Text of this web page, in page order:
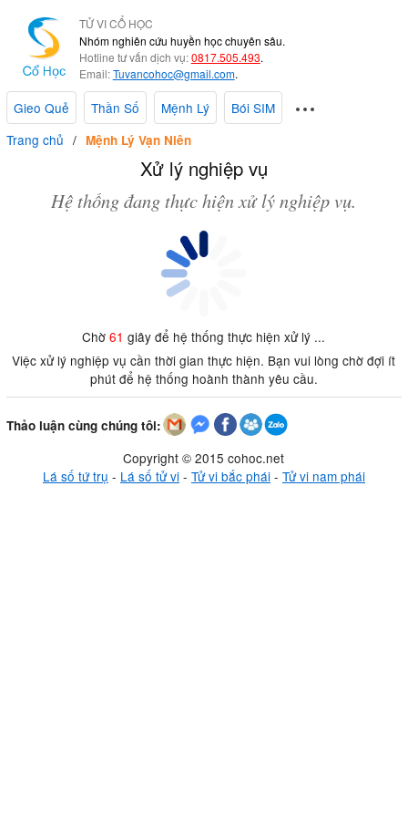
TỬ VI CỔ HỌC
Nhóm nghiên cứu huyền học chuyên sâu.
Hotline tư vấn dịch vụ:0817.505.493.
Email:Tuvancohoc@gmail.com.
Gieo Quẻ Thần Số Mệnh Lý
Bói SIM
Trang chủ
Mệnh Lý Vạn Niên
Xử lý nghiệp vụ
Hệ thống đang thực hiện xử lý nghiệp vụ.
Chờ61 giây để hệ thống thực hiện xử lý ...
Việc xử lý nghiệp vụ cần thời gian thực hiện. Bạn vui lòng chờ đợi ít
phút để hệ thống hoành thành yêu cầu.
Thảo luận cùng chúng tôi:
Copyright © 2015 cohoc.net
Lá số tứ trụ - Lá số tử vi- Tử vi bắc phái- Tử vi nam phái